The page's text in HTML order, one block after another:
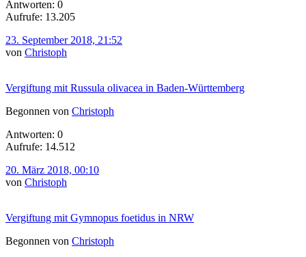
Antworten: 0
Aufrufe: 13.205
23. September 2018, 21:52
von Christoph
Vergiftung mit Russula olivacea in Baden-Württemberg
Begonnen von Christoph
Antworten: 0
Aufrufe: 14.512
20. März 2018, 00:10
von Christoph
Vergiftung mit Gymnopus foetidus in NRW
Begonnen von Christoph